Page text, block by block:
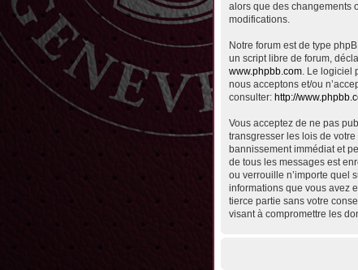
alors que des changements
modifications.
Notre forum est de type
un script libre de forum,
www.phpbb.com. Le logiciel
nous acceptons et/ou
consulter: http://
Vous acceptez de ne pas
transgresser les lois de
bannissement immédiat et
de tous les messages est
ou verrouille n’importe quel
informations que vous avez
tierce partie sans votre
visant à compromettre les